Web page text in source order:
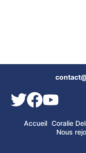
Accueil Coralie
Nous